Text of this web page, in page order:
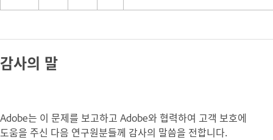
감사의 말
Adobe는 이 문제를 보고하고 Adobe와 협력하여 고객 보호에
도움을 주신 다음 연구원분들께 감사의 말씀을 전합니다.